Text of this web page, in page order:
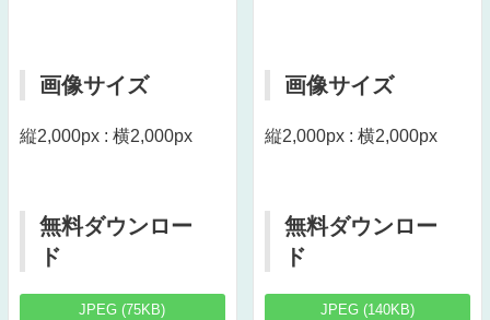
画像サイズ
縦2,000px : 横2,000px
無料ダウンロー
ド
JPEG (75KB)
画像サイズ
縦2,000px : 横2,000px
無料ダウンロー
ド
JPEG (140KB)